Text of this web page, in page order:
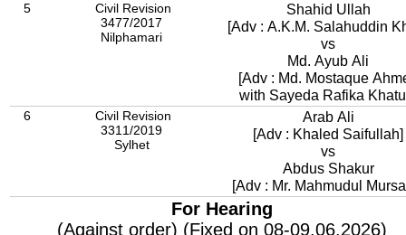
5
Civil Revision
3477/2017
Nilphamari
Shahid Ullah
[Adv : A.K.M. Salahuddin
vs
Md. Ayub Ali
[Adv : Md. Mostaque
with Sayeda Rafika
6
Civil Revision
3311/2019
Sylhet
Arab Ali
[Adv : Khaled Saifullah]
vs
Abdus Shakur
[Adv : Mr. Mahmudul
For Hearing
(Against order) (Fixed on 08-09.06.2026)